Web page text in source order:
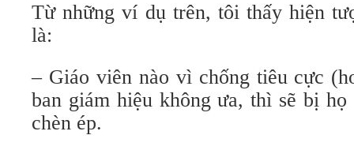
Từ những ví dụ trên, tôi thấy hiện
là:
– Giáo viên nào vì chống tiêu cực
ban giám hiệu không ưa, thì sẽ bị
chèn ép.